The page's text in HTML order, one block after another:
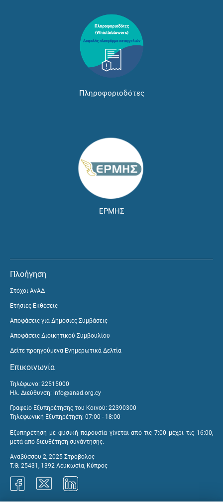
Πληροφοριοδότες
ΕΡΜΗΣ
Πλοήγηση
Στόχοι ΑνΑΔ
Ετήσιες Εκθέσεις
Αποφάσεις για Δημόσιες Συμβάσεις
Αποφάσεις Διοικητικού Συμβουλίου
Δείτε προηγούμενα Ενημερωτικά Δελτία
Επικοινωνία
Τηλέφωνο: 22515000
Ηλ. Διεύθυνση: info@anad.org.cy
Γραφείο Εξυπηρέτησης του Κοινού: 22390300
Τηλεφωνική Εξυπηρέτηση: 07:00 - 18:00
Εξυπηρέτηση με φυσική παρουσία γίνεται από τις 7:00 μέχρι τις 16:00,
μετά από διευθέτηση συνάντησης.
Αναβύσσου 2, 2025 Στρόβολος
Τ.Θ. 25431, 1392 Λευκωσία, Κύπρος